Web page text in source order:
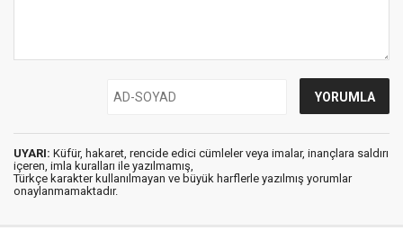
UYARI: Küfür, hakaret, rencide edici cümleler veya imalar, inançlara saldırı
içeren, imla kuralları ile yazılmamış,
Türkçe karakter kullanılmayan ve büyük harflerle yazılmış yorumlar
onaylanmamaktadır.